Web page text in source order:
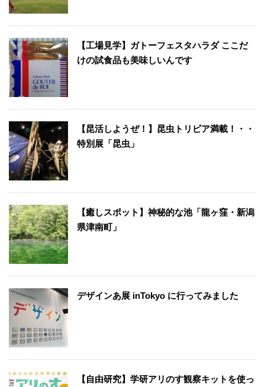
【工場見学】ガトーフェスタハラダ ここだ
けの試食品も美味しいんです
【昆活しようぜ！】昆虫トリビア満載！・・
特別展「昆虫」
【癒しスポット】神秘的な池「龍ヶ窪・新潟
県津南町」
デザインあ展 inTokyo に行ってみました
【自由研究】学研アリのす観察キットを使っ